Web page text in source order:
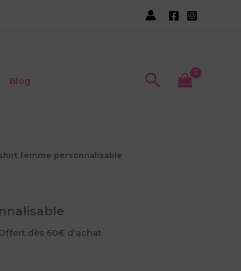
Blog
femme personnalisable
dès 60€ d'achat